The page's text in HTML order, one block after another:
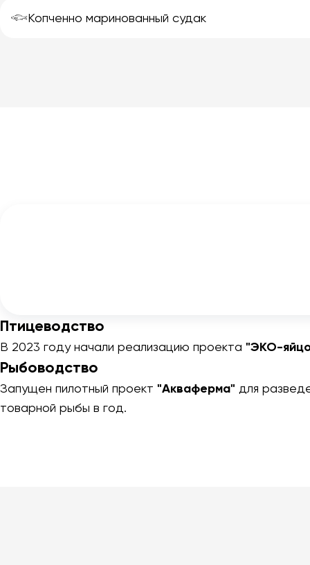
𓆟Копченно маринованный судак
Птицеводство
В 2023 году начали реализацию проекта "ЭКО-
Рыбоводство
Запущен пилотный проект "Акваферма" для
товарной рыбы в год.